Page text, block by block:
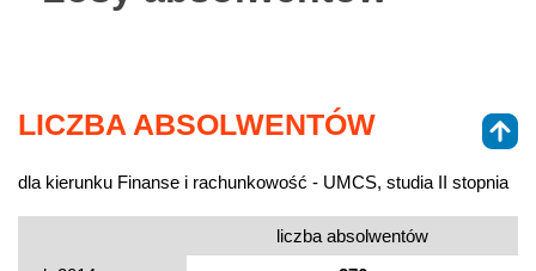
LICZBA ABSOLWENTÓW
dla kierunku Finanse i rachunkowość - UMCS, studia II stopnia
liczba absolwentów